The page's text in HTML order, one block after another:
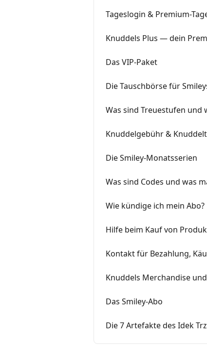
Tageslogin & Premium-
Knuddels Plus — dein
Das VIP-Paket
Die Tauschbörse für
Was sind Treuestufen und
Knuddelgebühr &
Die Smiley-Monatsserien
Was sind Codes und was
Wie kündige ich mein Abo?
Hilfe beim Kauf von
Kontakt für Bezahlung,
Knuddels Merchandise
Das Smiley-Abo
Die 7 Artefakte des Idek